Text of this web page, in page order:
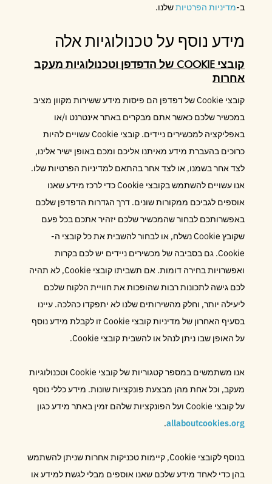
ב-מדיניות הפרטיותשלנו.
מידע נוסף על טכנולוגיות אלה
קובצי COOKIE של הדפדפן וטכנולוגיות מעקב
אחרות
קובצי Cookie של דפדפן הם פיסות מידע ששירות מקוון מציב
במכשיר שלכם כאשר אתם מבקרים באתר אינטרנט ו/או
באפליקציה למכשירים ניידים. קובצי Cookie עשויים להיות
כרוכים בהעברת מידע מאיתנו אליכם ומכם באופן ישיר אלינו,
לצד אחר בשמנו, או לצד אחר בהתאם למדיניות הפרטיות שלו.
אנו עשויים להשתמש בקובצי Cookie כדי לרכז מידע שאנו
אוספים לגביכם ממקורות שונים. דרך הגדרות הדפדפן שלכם
באפשרותכם לבחור שהמכשיר שלכם יזהיר אתכם בכל פעם
שקובץ Cookie נשלח, או לבחור להשבית את כל קובצי ה-
Cookie. גם בסביבה של מכשירים ניידים יש לכם בקרות
ואפשרויות בחירה דומות. אם תשביתו קובצי Cookie, לא תהיה
לכם גישה לתכונות רבות שהופכות את חוויית הלקוח שלכם
ליעילה יותר, וחלק מהשירותים שלנו לא יתפקדו כהלכה. עיינו
בסעיף האחרון של מדיניות קובצי Cookie זו לקבלת מידע נוסף
על האופן שבו ניתן לנהל או להשבית קובצי Cookie.
אנו משתמשים במספר קטגוריות של קובצי Cookie וטכנולוגיות
מעקב, וכל אחת מהן מבצעת פונקציות שונות. מידע כללי נוסף
על קובצי Cookie ועל הפונקציות שלהם זמין באתר מידע כגון
allaboutcookies.org
.
בנוסף לקובצי Cookie, קיימות טכניקות אחרות שניתן להשתמש
בהן כדי לאחד מידע שלכם שאנו אוספים מבלי לגשת למידע או